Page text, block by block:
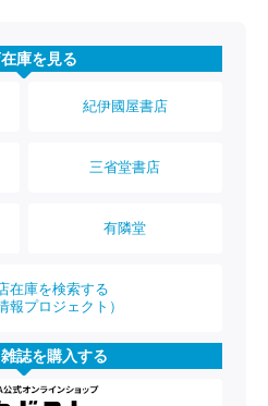
庫を見る
紀伊國屋書店
三省堂書店
有隣堂
在庫を検索する
報プロジェクト）
誌を購入する